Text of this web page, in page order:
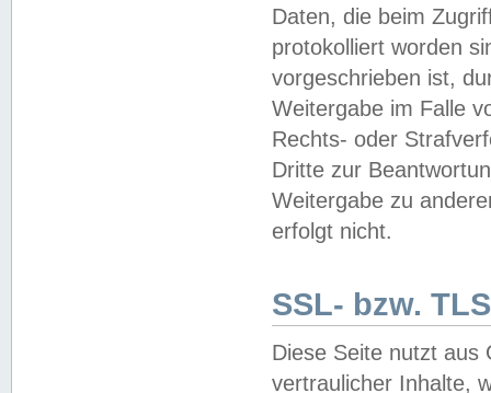
Daten, die beim
protokolliert worden
vorgeschrieben ist,
Weitergabe im Falle
Rechts- oder
Dritte zur
Weitergabe zu
erfolgt nicht.
SSL- bzw.
Diese Seite nutzt aus
vertraulicher Inhalte,